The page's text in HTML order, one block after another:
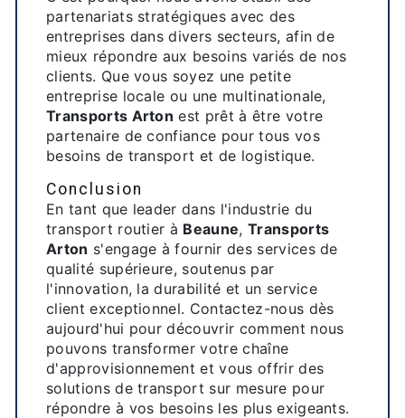
partenariats stratégiques avec des
entreprises dans divers secteurs, afin de
mieux répondre aux besoins variés de nos
clients. Que vous soyez une petite
entreprise locale ou une multinationale,
Transports Arton est prêt à être votre
partenaire de confiance pour tous vos
besoins de transport et de logistique.
Conclusion
En tant que leader dans l'industrie du
transport routier à Beaune, Transports
Arton s'engage à fournir des services de
qualité supérieure, soutenus par
l'innovation, la durabilité et un service
client exceptionnel. Contactez-nous dès
aujourd'hui pour découvrir comment nous
pouvons transformer votre chaîne
d'approvisionnement et vous offrir des
solutions de transport sur mesure pour
répondre à vos besoins les plus exigeants.